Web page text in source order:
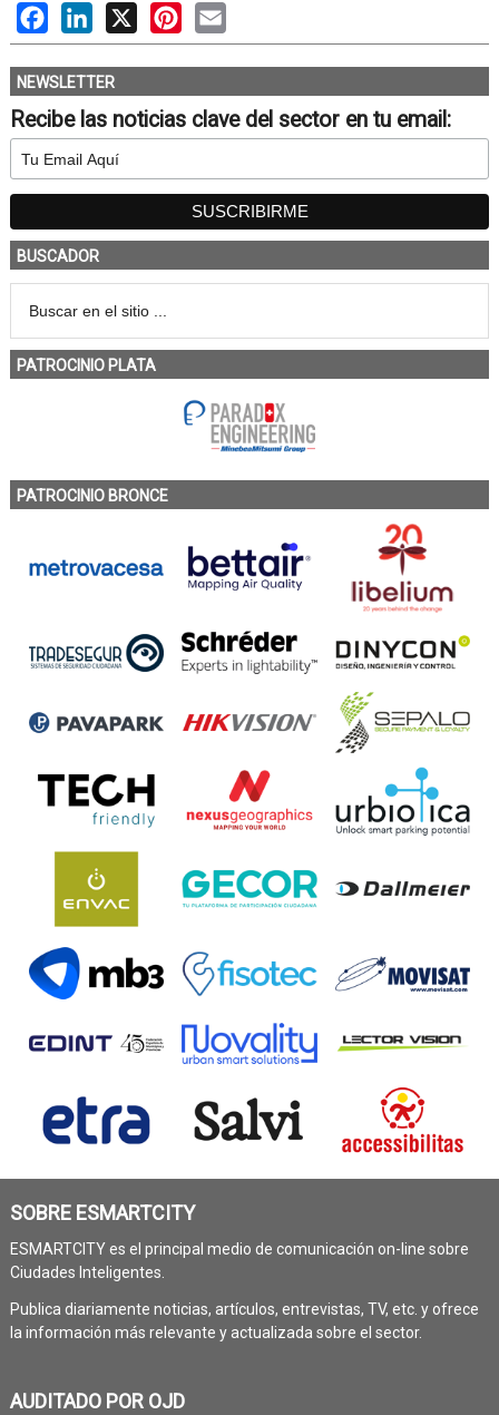
FacebookLinkedIn
X PinterestEmail
NEWSLETTER
Recibe las noticias clave del sector en tu email:
BUSCADOR
PATROCINIO PLATA
PATROCINIO BRONCE
SOBRE ESMARTCITY
ESMARTCITY es el principal medio de comunicación on-line sobre
Ciudades Inteligentes.
Publica diariamente noticias, artículos, entrevistas, TV, etc. y ofrece
la información más relevante y actualizada sobre el sector.
AUDITADO POR OJD